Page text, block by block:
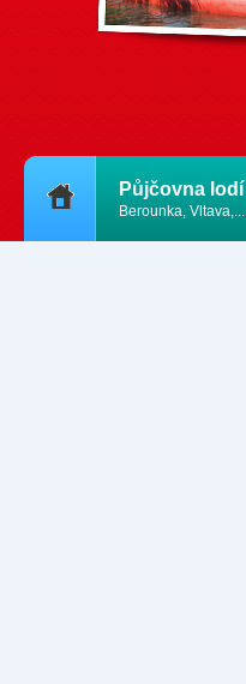
Půjčovna lodí
Berounka, Vltava,...